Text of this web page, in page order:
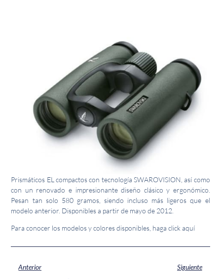
Prismáticos EL compactos con tecnología SWAROVISION, así como
con un renovado e impresionante diseño clásico y ergonómico.
Pesan tan solo 580 gramos, siendo incluso más ligeros que el
modelo anterior. Disponibles a partir de mayo de 2012.
Para conocer los modelos y colores disponibles, haga click aquí
Anterior Siguiente